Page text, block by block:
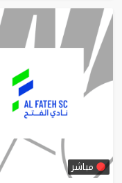
مباشر